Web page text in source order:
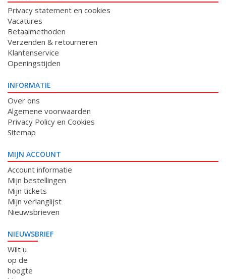
Privacy statement en cookies
Vacatures
Betaalmethoden
Verzenden & retourneren
Klantenservice
Openingstijden
INFORMATIE
Over ons
Algemene voorwaarden
Privacy Policy en Cookies
Sitemap
MIJN ACCOUNT
Account informatie
Mijn bestellingen
Mijn tickets
Mijn verlanglijst
Nieuwsbrieven
NIEUWSBRIEF
Wilt u
op de
hoogte